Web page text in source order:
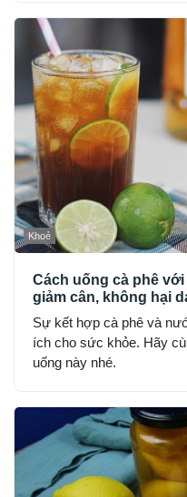
Khoẻ
Cách uống cà phê
giảm cân, không hại
Sự kết hợp cà phê và
ích cho sức khỏe. Hãy
uống này nhé.